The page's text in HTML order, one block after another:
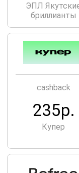
ЭПЛ
бриллианты
cashback
235р.
Купер